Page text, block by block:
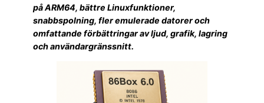
på ARM64, bättre Linuxfunktioner,
snabbspolning, fler emulerade datorer och
omfattande förbättringar av ljud, grafik, lagring
och användargränssnitt.